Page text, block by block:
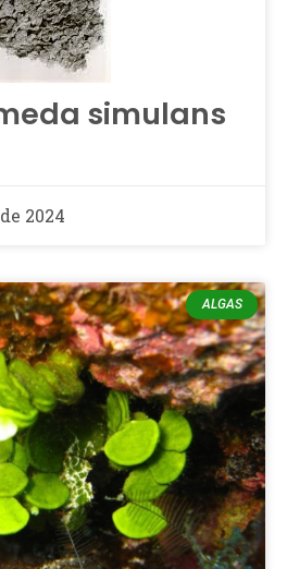
simulans
2024
ALGAS